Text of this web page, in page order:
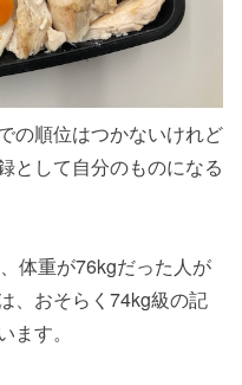
の順位はつかないけれど
として自分のものになる
体重が76kgだった人が
、おそらく74kg級の記
す。